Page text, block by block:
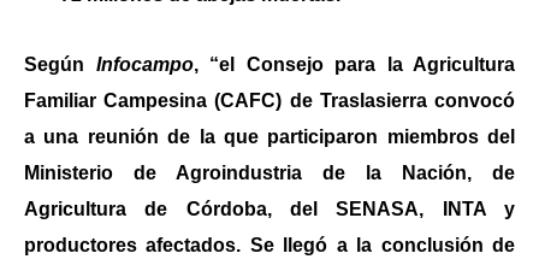
Según Infocampo, “el Consejo para la Agricultura
Familiar Campesina (CAFC) de Traslasierra convocó
a una reunión de la que participaron miembros del
Ministerio de Agroindustria de la Nación, de
Agricultura de Córdoba, del SENASA, INTA y
productores afectados. Se llegó a la conclusión de